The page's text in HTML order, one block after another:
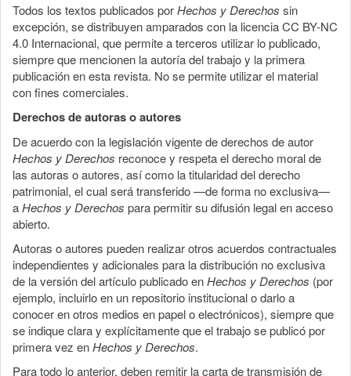
Todos los textos publicados porHechos y Derechos sin
excepción, se distribuyen amparados con la licencia CC BY-NC
4.0 Internacional, que permite a terceros utilizar lo publicado,
siempre que mencionen la autoría del trabajo y la primera
publicación en esta revista. No se permite utilizar el material
con fines comerciales.
Derechos de autoras o autores
De acuerdo con la legislación vigente de derechos de autor
Hechos y Derechos reconoce y respeta el derecho moral de
las autoras o autores, así como la titularidad del derecho
patrimonial, el cual será transferido —de forma no exclusiva—
aHechos y Derechos para permitir su difusión legal en acceso
abierto.
Autoras o autores pueden realizar otros acuerdos contractuales
independientes y adicionales para la distribución no exclusiva
de la versión del artículo publicado enHechos y Derechos (por
ejemplo, incluirlo en un repositorio institucional o darlo a
conocer en otros medios en papel o electrónicos), siempre que
se indique clara y explícitamente que el trabajo se publicó por
primera vez enHechos y Derechos.
Para todo lo anterior, deben remitir la carta de transmisión de